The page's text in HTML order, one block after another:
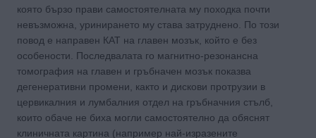
която бързо прави самостоятелната му походка почти
невъзможна, уринирането му става затруднено. По този
повод е направен КАТ на главен мозък, който е без
особености. Последвалата го маг­нитно-резонансна
томография на главен и гръбначен мозък показва
дегенеративни промени, както и дискови протрузии в
цервикалния и лумбалния отдел на гръбначния стълб,
които обаче не биха могли самостоятелно да обяснят
клиничната картина (например най-изразените